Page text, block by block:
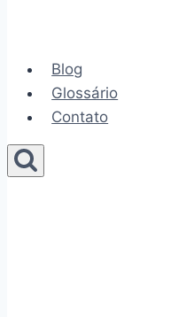
Blog
Glossário
Contato